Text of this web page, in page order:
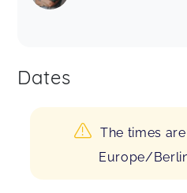
Dates
The times
Europe/